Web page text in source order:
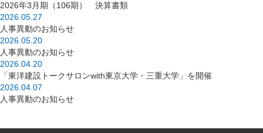
2026年3月期（106期） 決算書類
2026.05.27
人事異動のお知らせ
2026.05.20
人事異動のお知らせ
2026.04.20
「東洋建設トークサロンwith東京大学・三重大学」を開催
2026.04.07
人事異動のお知らせ